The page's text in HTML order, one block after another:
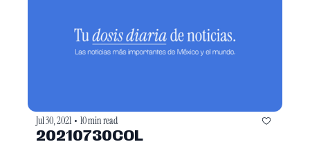
Jul 30, 2021 • 10 min read
20210730COL